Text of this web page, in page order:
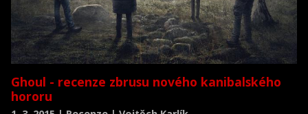
Ghoul - recenze zbrusu nového kanibalského
hororu